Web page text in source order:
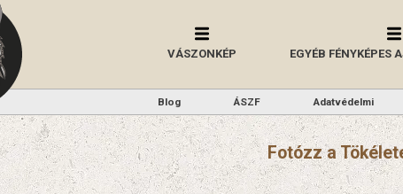
VÁSZONKÉP EGYÉB FÉNYKÉPES
Blog ÁSZF Adatvédelmi
Fotózz a